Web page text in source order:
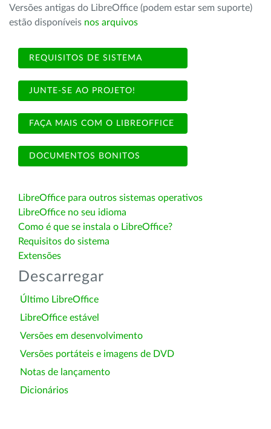
Versões antigas do LibreOffice (podem estar sem suporte)
estão disponíveis nos arquivos
REQUISITOS DE SISTEMA
JUNTE-SE AO PROJETO!
FAÇA MAIS COM O LIBREOFFICE
DOCUMENTOS BONITOS
LibreOffice para outros sistemas operativos
LibreOffice no seu idioma
Como é que se instala o LibreOffice?
Requisitos do sistema
Extensões
Descarregar
Último LibreOffice
LibreOffice estável
Versões em desenvolvimento
Versões portáteis e imagens de DVD
Notas de lançamento
Dicionários